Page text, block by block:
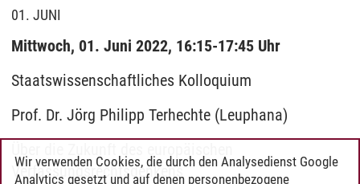
01. JUNI
Mittwoch, 01. Juni 2022, 16:15-17:45 Uhr
Staatswissenschaftliches Kolloquium
Prof. Dr. Jörg Philipp Terhechte (Leuphana)
Verfassungsrechtsdenkens
Wir verwenden Cookies, die durch den Analysedienst Google
Analytics gesetzt und auf denen personenbezogene